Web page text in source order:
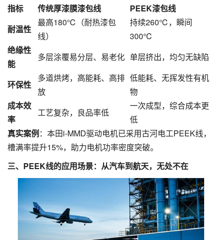
指标
传统厚漆膜漆包线 PEEK漆包线
耐温性
最高180℃（耐热漆包
线）
持续260℃，瞬间
300℃
绝缘性
能
多层涂覆易分层、易老化 单层挤出，均匀无缺陷
环保性
多道烘烤，高能耗、高排
放
低能耗、无挥发性有机
物
成本效
率
工艺复杂，良品率低
一次成型，综合成本更
低
真实案例：本田i-MMD驱动电机已采用古河电工PEEK线，
槽满率提升15%，助力电机功率密度突破。
三、PEEK线的应用场景：从汽车到航天，无处不在